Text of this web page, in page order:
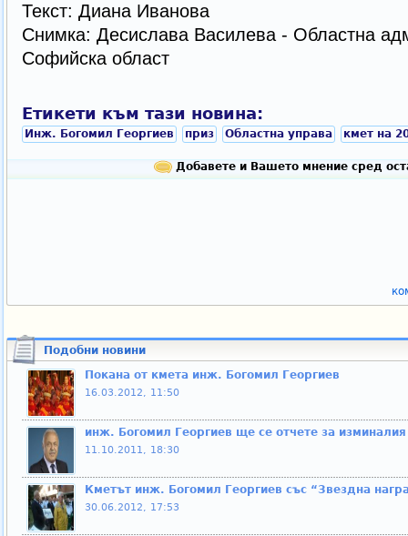
Текст: Диана Иванова
Снимка: Десислава Василева - Областна
Софийска област
Етикети към тази новина:
Инж. Богомил Георгиев приз Областна управа кмет на
Добавете и Вашето мнение сред
Подобни новини
Покана от кмета инж. Богомил Георгиев
16.03.2012, 11:50
инж. Богомил Георгиев ще се отчете за
11.10.2011, 18:30
Кметът инж. Богомил Георгиев със “Звездна
30.06.2012, 17:53